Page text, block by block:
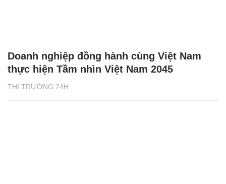
THỊ TRƯỜNG 24H
Doanh nghiệp đồng hành cùng Việt Nam
thực hiện Tầm nhìn Việt Nam 2045